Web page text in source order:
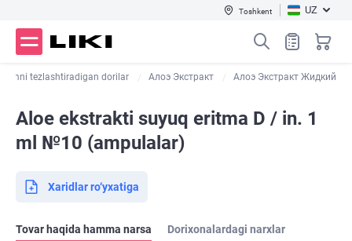
Toshkent UZ
tezlashtiradigan dorilar Алоэ Экстракт Алоэ Экстракт Жидкий
Aloe ekstrakti suyuq eritma D / in. 1
ml №10 (ampulalar)
Xaridlar ro‘yxatiga
Tovar haqida hamma narsa Dorixonalardagi narxlar